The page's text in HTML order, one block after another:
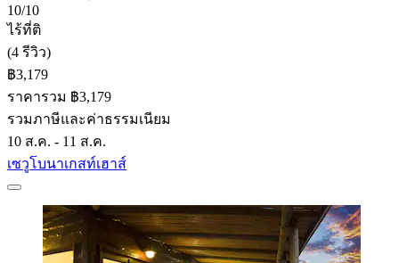
10/10
ไร้ที่ติ
(4 รีวิว)
฿3,179
ราคารวม ฿3,179
รวมภาษีและค่าธรรมเนียม
10 ส.ค. - 11 ส.ค.
เซวูโบนาเกสท์เฮาส์